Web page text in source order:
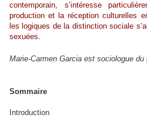
contemporain, s’intéresse
production et la réception culturelles
les logiques de la distinction sociale
sexuées.
Marie-Carmen Garcia est sociologue
Sommaire
Introduction